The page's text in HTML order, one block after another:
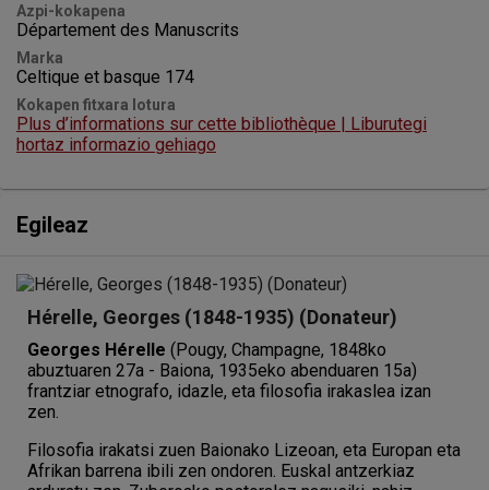
Azpi-kokapena
Département des Manuscrits
Marka
Celtique et basque 174
Kokapen fitxara lotura
Plus d’informations sur cette bibliothèque | Liburutegi
hortaz informazio gehiago
Egileaz
Hérelle, Georges (1848-1935) (Donateur)
Georges Hérelle (Pougy, Champagne, 1848ko
abuztuaren 27a - Baiona, 1935eko abenduaren 15a)
frantziar etnografo, idazle, eta filosofia irakaslea izan
zen.
Filosofia irakatsi zuen Baionako Lizeoan, eta Europan eta
Afrikan barrena ibili zen ondoren. Euskal antzerkiaz